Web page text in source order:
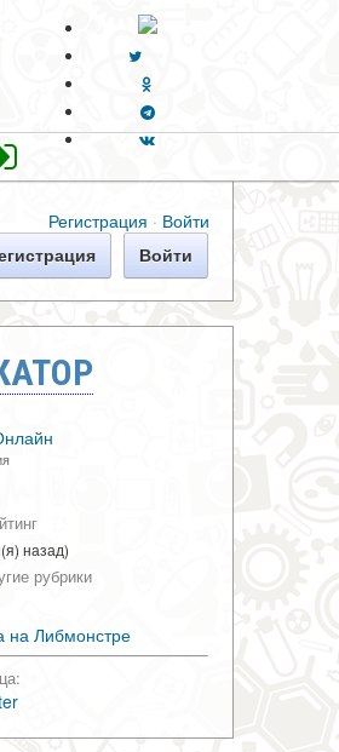
Регистрация · Войти
Войти
назад)
рубрики
на Либмонстре